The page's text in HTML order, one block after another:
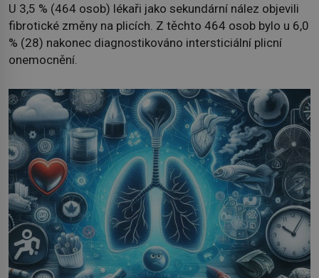
U 3,5 % (464 osob) lékaři jako sekundární nález objevili
fibrotické změny na plicích. Z těchto 464 osob bylo u 6,0
% (28) nakonec diagnostikováno intersticiální plicní
onemocnění.